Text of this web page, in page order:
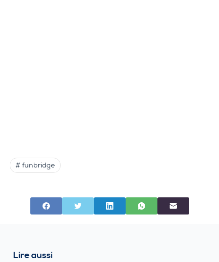
# funbridge
Lire aussi